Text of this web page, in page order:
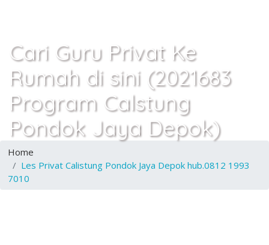
Cari Guru Privat Ke
Rumah di sini (2021683
Program Calstung
Pondok Jaya Depok)
Home
Les Privat Calistung Pondok Jaya Depok hub.0812 1993
7010